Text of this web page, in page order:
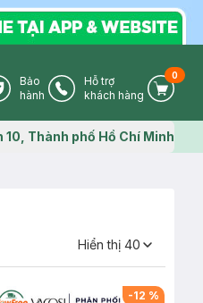
Warranty Icon
Bảo
hành
Phone Icon
Hỗ trợ
khách hàng
Cart
0
Map icon
10, Thành phố Hồ Chí Minh
Hiển thị 40
-12 %